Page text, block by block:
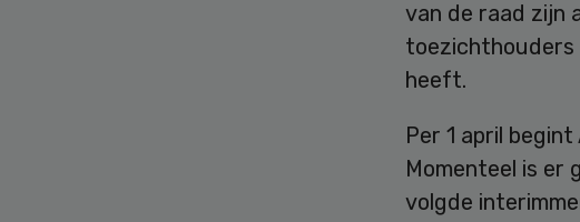
van de raad zijn
toezichthouders
heeft.
Per 1 april
Momenteel is er
volgde